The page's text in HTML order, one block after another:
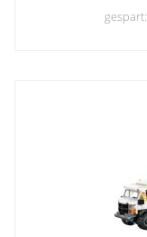
gespart: